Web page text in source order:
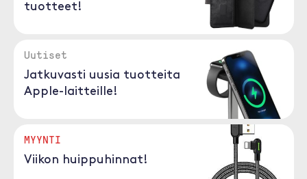
tuotteet!
Uutiset
Jatkuvasti uusia tuotteita
Apple-laitteille!
MYYNTI
Viikon huippuhinnat!